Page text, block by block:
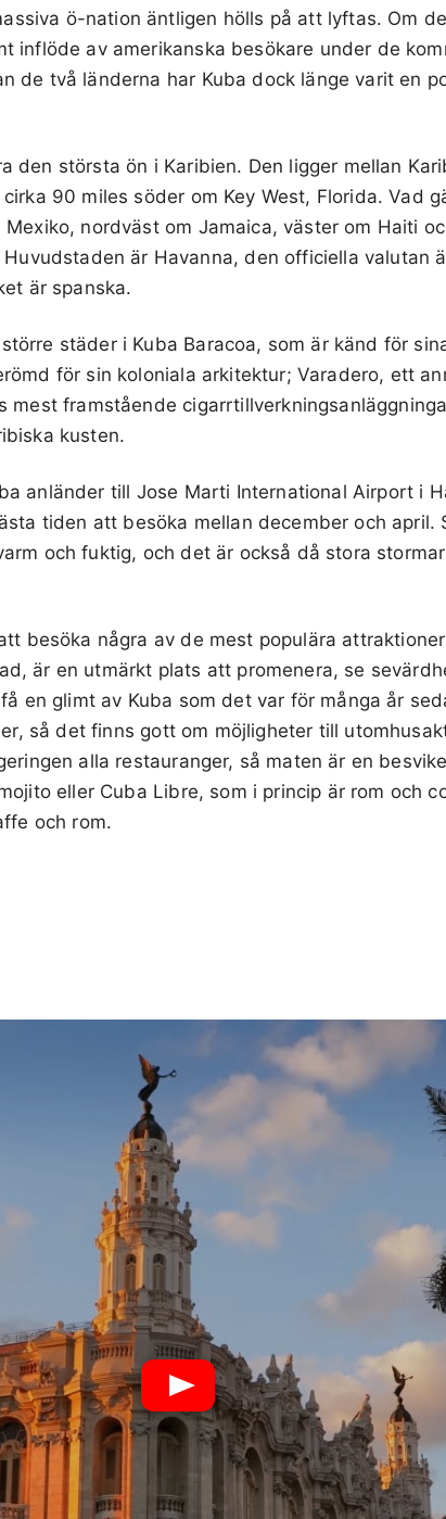
ö-nation äntligen hölls på att lyftas. Om
inflöde av amerikanska besökare under de
de två länderna har Kuba dock länge varit en
den största ön i Karibien. Den ligger mellan
90 miles söder om Key West, Florida. Vad
nordväst om Jamaica, väster om Haiti
Huvudstaden är Havanna, den officiella valutan
är spanska.
städer i Kuba Baracoa, som är känd för
för sin koloniala arkitektur; Varadero, ett
mest framstående
kusten.
anländer till Jose Marti International Airport i
tiden att besöka mellan december och april.
och fuktig, och det är också då stora
besöka några av de mest populära
är en utmärkt plats att promenera, se
en glimt av Kuba som det var för många år
så det finns gott om möjligheter till
alla restauranger, så maten är en
eller Cuba Libre, som i princip är rom och
och rom.